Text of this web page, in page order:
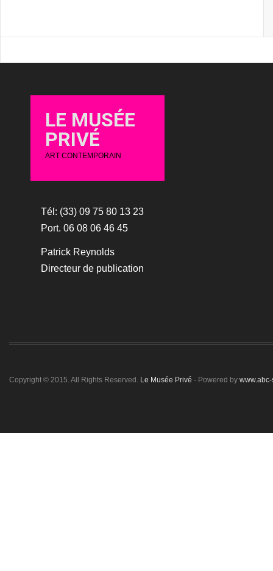
LE MUSÉE
PRIVÉ
ART CONTEMPORAIN
Tél: (33) 09 75 80 13 23
Port. 06 08 06 46 45
Patrick Reynolds
Directeur de publication
Copyright © 2015. All Rights Reserved. Le Musée Privé - Powered by